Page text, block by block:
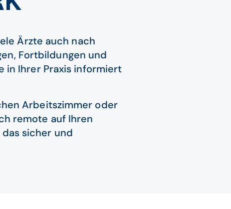
Ärzte auch nach
Fortbildungen und
in Ihrer Praxis informiert
Arbeitszimmer oder
remote auf Ihren
sicher und